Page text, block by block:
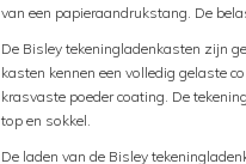
van een papieraandrukstang. De
De Bisley tekeningladenkasten zijn
kasten kennen een volledig gelaste
krasvaste poeder coating. De
top en sokkel.
De laden van de Bisley